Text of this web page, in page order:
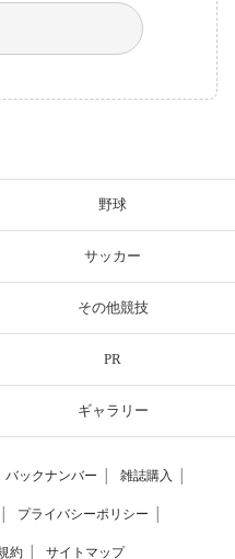
野球
サッカー
その他競技
PR
ギャラリー
バックナンバー 雑誌購入
プライバシーポリシー
約 サイトマップ